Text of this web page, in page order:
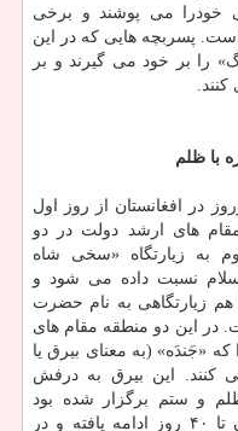
می پوشند و برخی
پسربچه هایی که در این
را بر خود می گیرند و بر
با ظلم
در افغانستان از روز اول
های ارشد دولت در دو
به زیارتگاه «سخی شاه
نسبت داده می شود و
زیارتگاهی به نام حضرت
در این دو منطقه مقام های
«جَندَه» (به معنای بیرق یا
کنند. این بیرق به درفش
و ستم برگزار شده بود
منسوب می شود و افراشته ماندن آن تا ۴۰ روز ادامه یافته و در